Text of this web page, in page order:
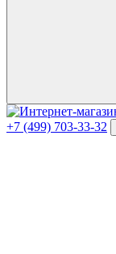
+7 (499) 703-33-32